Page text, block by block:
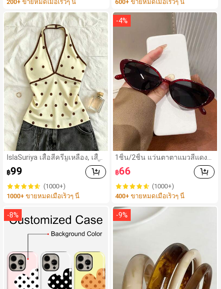
200+ ขายหมดเมื่อเร็วๆ นี้
IslaSuriya เสื้อสีครีมเหลือง, เสื้อ
ลายจุด, ชุดผู้หญิง, เสื้อผู้หญิง, เสื้อ
กล้ามลำลอง, กำลังเป็นที่นิยม, เสื้
อแฟชั่น, เสื้อ Y2k, เสื้อผ้า Y2k, เสื้
อหรูหรา, เสื้อคล้องคอ, เสื้อเซ็กซี
่, เสื้อเปิดหลัง,
฿99
(1000+)
1000+ ขายหมดเมื่อเร็วๆ นี้
-8%
รอนเซอร์, แปรงปัดแป้ง, แปรงรอ
600+ ขายหมดเมื่อเร็วๆ นี้
-4%
1ชิ้น/2ชิ้น แว่นตาตาแมวสีแดงวิ
นเทจสำหรับสาวฮอต - ดีไซน์กร
อบมินิมอล เหมาะสำหรับชายหา
฿66
(1000+)
400+ ขายหมดเมื่อเร็วๆ นี้
-9%